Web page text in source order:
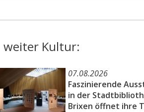
weiter Kultur:
07.08.2026
Faszinierende
in der
Brixen öffnet ihre